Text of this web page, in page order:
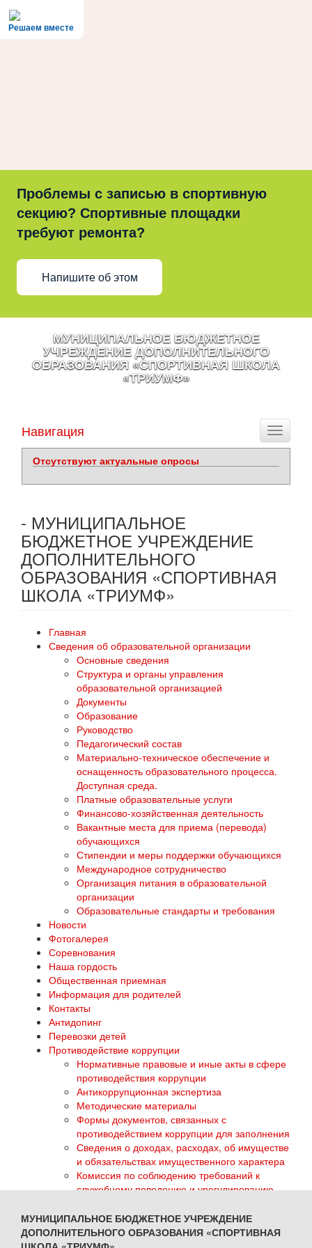
Решаем вместе
Проблемы с записью в спортивную
секцию? Спортивные площадки
требуют ремонта?
Напишите об этом
МУНИЦИПАЛЬНОЕ БЮДЖЕТНОЕ
УЧРЕЖДЕНИЕ ДОПОЛНИТЕЛЬНОГО
ОБРАЗОВАНИЯ «СПОРТИВНАЯ ШКОЛА
«ТРИУМФ»
Toggle
Навигация
Отсутствуют актуальные опросы
- МУНИЦИПАЛЬНОЕ
БЮДЖЕТНОЕ УЧРЕЖДЕНИЕ
ДОПОЛНИТЕЛЬНОГО
ОБРАЗОВАНИЯ «СПОРТИВНАЯ
ШКОЛА «ТРИУМФ»
Главная
Сведения об образовательной организации
Основные сведения
Структура и органы управления
образовательной организацией
Документы
Образование
Руководство
Педагогический состав
Материально-техническое обеспечение и
оснащенность образовательного процесса.
Доступная среда.
Платные образовательные услуги
Финансово-хозяйственная деятельность
Вакантные места для приема (перевода)
обучающихся
Стипендии и меры поддержки обучающихся
Международное сотрудничество
Организация питания в образовательной
организации
Образовательные стандарты и требования
Новости
Фотогалерея
Соревнования
Наша гордость
Общественная приемная
Информация для родителей
Контакты
Антидопинг
Перевозки детей
Противодействие коррупции
Нормативные правовые и иные акты в сфере
противодействия коррупции
Антикоррупционная экспертиза
Методические материалы
Формы документов, связанных с
противодействием коррупции для заполнения
Сведения о доходах, расходах, об имуществе
и обязательствах имущественного характера
Комиссия по соблюдению требований к
служебному поведению и урегулированию
Обратная связь для сообщений о фактах
коррупции
ГТО
МУНИЦИПАЛЬНОЕ БЮДЖЕТНОЕ УЧРЕЖДЕНИЕ
ДОПОЛНИТЕЛЬНОГО ОБРАЗОВАНИЯ «СПОРТИВНАЯ